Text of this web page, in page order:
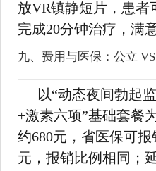
放VR镇静短片，患者
完成20分钟治疗，满
九、费用与医保：公立
以“动态夜间勃起
+激素六项”基础套餐
约680元，省医保可
元，报销比例相同；